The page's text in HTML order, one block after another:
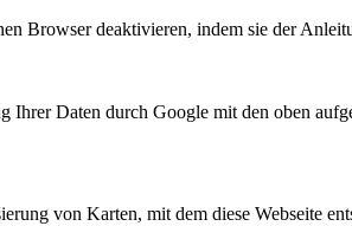
Browser deaktivieren, indem sie der
Daten durch Google mit den oben
von Karten, mit dem diese Webseite